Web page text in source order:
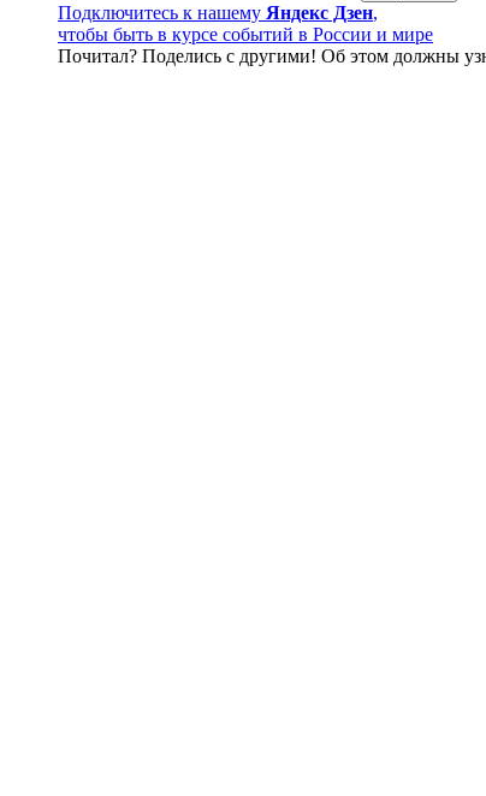
Подключитесь к нашему Яндекс Дзен,
чтобы быть в курсе событий в России и мире
Почитал? Поделись с другими! Об этом должны